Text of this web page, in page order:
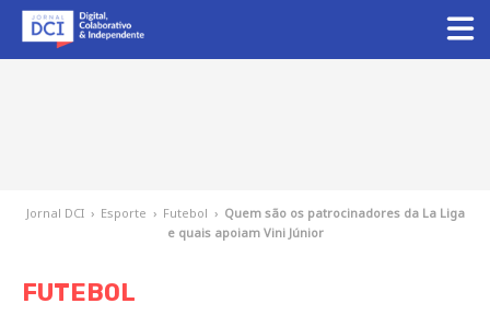
Jornal DCI › Esporte › Futebol › Quem são os patrocinadores da La Liga
e quais apoiam Vini Júnior
FUTEBOL